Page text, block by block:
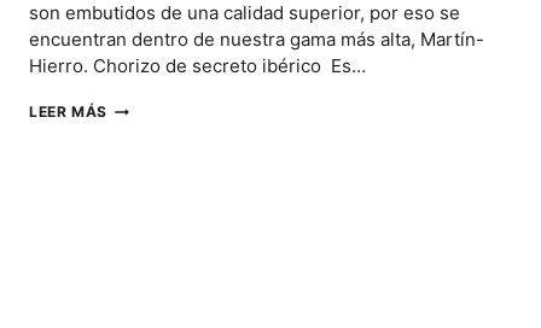
son embutidos de una calidad superior, por eso se
encuentran dentro de nuestra gama más alta, Martín-
Hierro. Chorizo de secreto ibérico Es…
LEER MÁSDELICIAS